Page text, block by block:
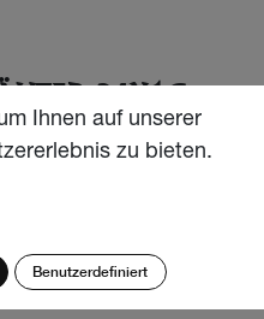
24X1G
mit auserlesenen Bio
Ihnen auf unserer
zu bieten.
Benutzerdefiniert